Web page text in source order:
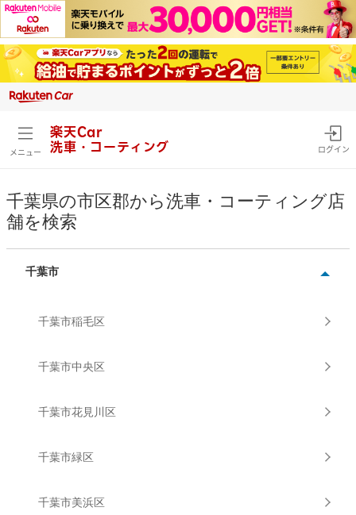
メニュー
楽天Car
洗車・コーティング
ログイン
千葉県の市区郡から洗車・コーティング店
舗を検索
千葉市
千葉市稲毛区
千葉市中央区
千葉市花見川区
千葉市緑区
千葉市美浜区